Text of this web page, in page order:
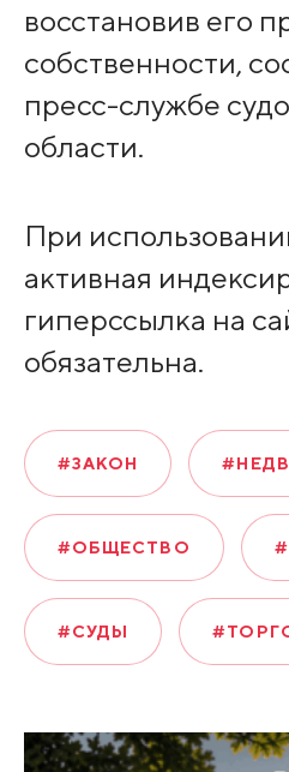
восстановив его
собственности,
пресс-службе
области.
При
активная
гиперссылка на
обязательна.
#ЗАКОН
#ОБЩЕСТВО
#СУДЫ